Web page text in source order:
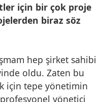
için bir çok proje
biraz söz
hep şirket sahibi
oldu. Zaten bu
için tepe yönetimin
yönetici